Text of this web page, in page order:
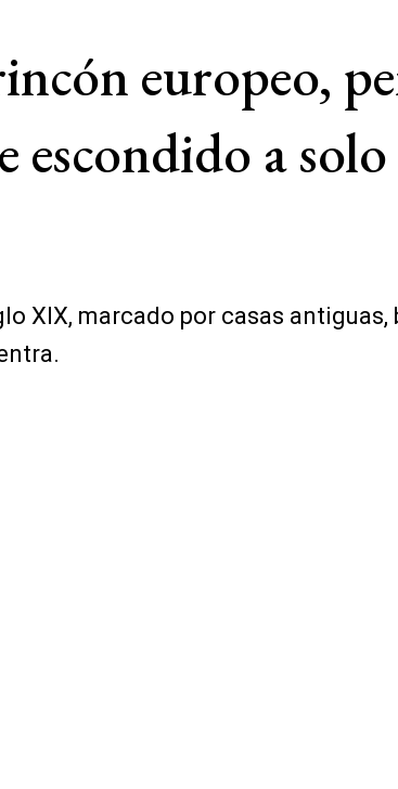
europeo,
escondido a
XIX, marcado por casas